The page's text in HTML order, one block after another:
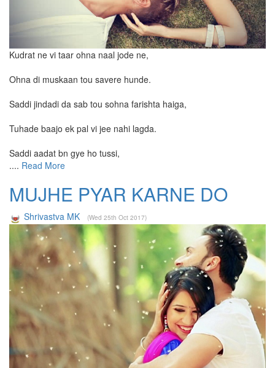
Kudrat ne vi taar ohna naal jode ne,
Ohna di muskaan tou savere hunde.
Saddi jindadi da sab tou sohna farishta haiga,
Tuhade baajo ek pal vi jee nahi lagda.
Saddi aadat bn gye ho tussi,
.... Read More
MUJHE PYAR KARNE DO
Shrivastva MK (Wed 25th Oct 2017)